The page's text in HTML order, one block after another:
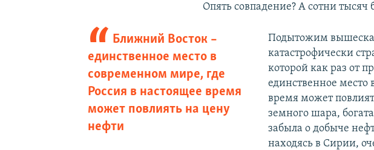
Опять совпадение? А сотни тысяч
Ближний Восток –
единственное место в
современном мире, где
Россия в настоящее время
может повлиять на цену
нефти
Подытожим
катастрофически
которой как раз от
единственное место
время может
земного шара,
забыла о добыче
находясь в Сирии,